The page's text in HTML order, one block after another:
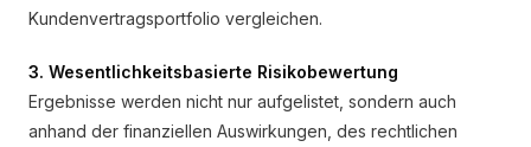
Kundenvertragsportfolio vergleichen.
3. Wesentlichkeitsbasierte Risikobewertung
Ergebnisse werden nicht nur aufgelistet, sondern auch
anhand der finanziellen Auswirkungen, des rechtlichen